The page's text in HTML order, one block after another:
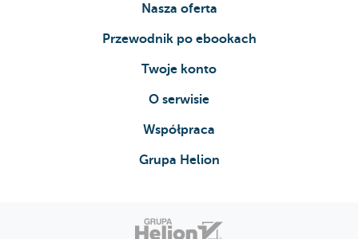
Nasza oferta
Przewodnik po ebookach
Twoje konto
O serwisie
Współpraca
Grupa Helion